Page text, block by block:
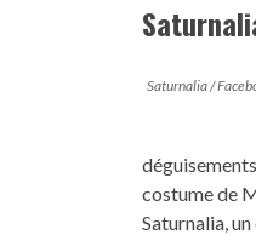
Saturnalia /
costume de
Saturnalia,